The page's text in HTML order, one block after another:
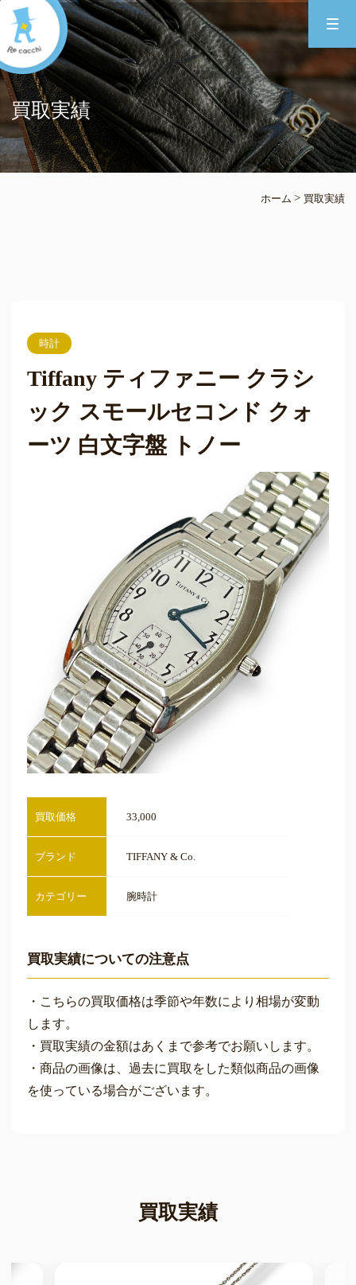
買取実績
ホーム > 買取実績
時計
Tiffany ティファニー クラシ
ック スモールセコンド クォ
ーツ 白文字盤 トノー
買取価格 33,000
ブランド TIFFANY & Co.
カテゴリー 腕時計
買取実績についての注意点
・こちらの買取価格は季節や年数により相場が変動
します。
・買取実績の金額はあくまで参考でお願いします。
・商品の画像は、過去に買取をした類似商品の画像
を使っている場合がございます。
買取実績